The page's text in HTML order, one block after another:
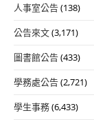
人事室公告(138)
公告來文(3,171)
圖書館公告(433)
學務處公告(2,721)
學生事務(6,433)